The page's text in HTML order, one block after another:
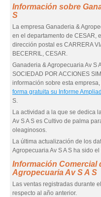
Información sobre
S
La empresa Ganaderia &
en el departamento de CESAR,
dirección postal es CARRERA
BECERRIL, CESAR.
Ganaderia & Agropecuaria Av S
SOCIEDAD POR ACCIONES
información sobre esta empresa,
forma gratuita su Informe
S.
La actividad a la que se dedica
Av S A S es Cultivo de palma
oleaginosos.
La última actualización de los
Agropecuaria Av S A S ha sido
Información Comercial
Agropecuaria Av S A S
Las ventas registradas durante
respecto al año anterior.